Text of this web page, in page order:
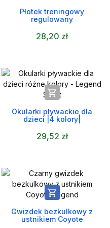
Płotek treningowy
regulowany
28,20 zł

Okularki pływackie dla
dzieci |4 kolory|
29,52 zł

Gwizdek bezkulkowy z
ustnikiem Coyote